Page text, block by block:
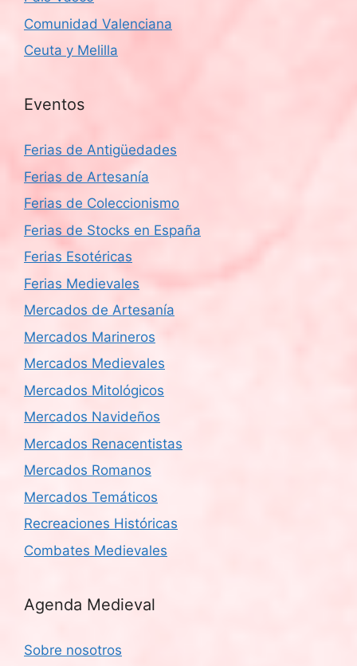
Comunidad Valenciana
Ceuta y Melilla
Eventos
Ferias de Antigüedades
Ferias de Artesanía
Ferias de Coleccionismo
Ferias de Stocks en España
Ferias Esotéricas
Ferias Medievales
Mercados de Artesanía
Mercados Marineros
Mercados Medievales
Mercados Mitológicos
Mercados Navideños
Mercados Renacentistas
Mercados Romanos
Mercados Temáticos
Recreaciones Históricas
Combates Medievales
Agenda Medieval
Sobre nosotros